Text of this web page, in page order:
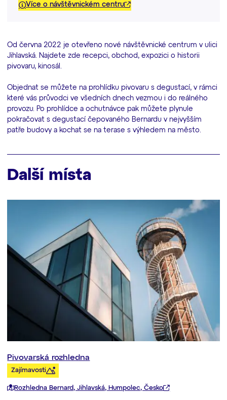
Více o návštěvnickém centru
Od června 2022 je otevřeno nové návštěvnické centrum v ulici
Jihlavská. Najdete zde recepci, obchod, expozici o historii
pivovaru, kinosál.
Objednat se můžete na prohlídku pivovaru s degustací, v rámci
které vás průvodci ve všedních dnech vezmou i do reálného
provozu. Po prohlídce a ochutnávce pak můžete plynule
pokračovat s degustací čepovaného Bernardu v nejvyšším
patře budovy a kochat se na terase s výhledem na město.
Další místa
Pivovarská rozhledna
Zajímavosti
Rozhledna Bernard, Jihlavská, Humpolec, Česko